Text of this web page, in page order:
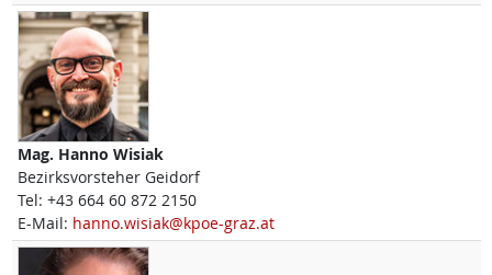
Mag. Hanno Wisiak
Bezirksvorsteher Geidorf
Tel: +43 664 60 872 2150
E-Mail: hanno.wisiak@kpoe-graz.at